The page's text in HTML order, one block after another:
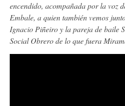
encendido, acompañada por la voz
Embale, a quien también vemos
Ignacio Piñeiro y la pareja de baile
Social Obrero de lo que fuera